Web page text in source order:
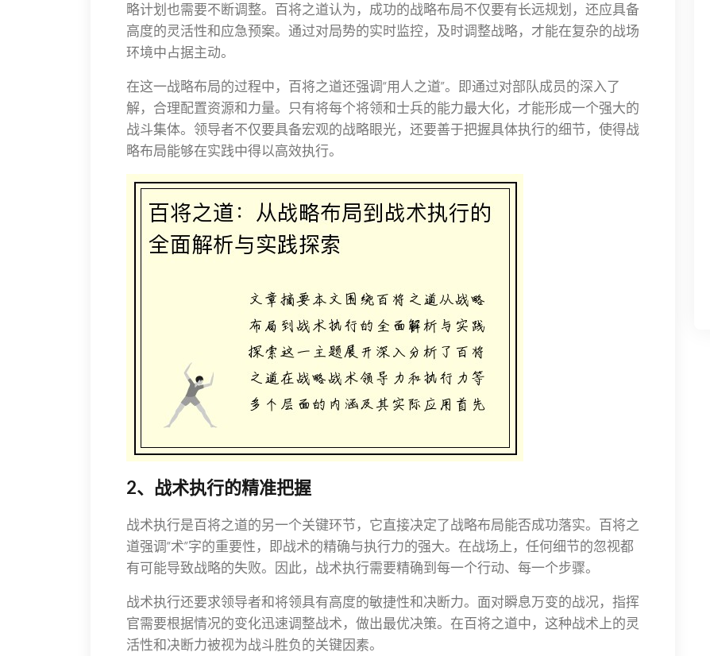
略计划也需要不断调整。百将之道认为，成功的战略布局不仅要有长远规划，还应具备
高度的灵活性和应急预案。通过对局势的实时监控，及时调整战略，才能在复杂的战场
环境中占据主动。
在这一战略布局的过程中，百将之道还强调“用人之道”。即通过对部队成员的深入了
解，合理配置资源和力量。只有将每个将领和士兵的能力最大化，才能形成一个强大的
战斗集体。领导者不仅要具备宏观的战略眼光，还要善于把握具体执行的细节，使得战
略布局能够在实践中得以高效执行。
2、战术执行的精准把握
战术执行是百将之道的另一个关键环节，它直接决定了战略布局能否成功落实。百将之
道强调“术”字的重要性，即战术的精确与执行力的强大。在战场上，任何细节的忽视都
有可能导致战略的失败。因此，战术执行需要精确到每一个行动、每一个步骤。
战术执行还要求领导者和将领具有高度的敏捷性和决断力。面对瞬息万变的战况，指挥
官需要根据情况的变化迅速调整战术，做出最优决策。在百将之道中，这种战术上的灵
活性和决断力被视为战斗胜负的关键因素。